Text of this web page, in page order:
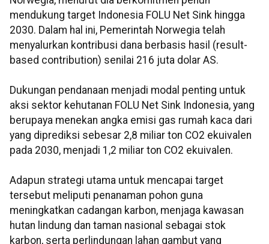
mendukung target Indonesia FOLU Net Sink hingga
2030. Dalam hal ini, Pemerintah Norwegia telah
menyalurkan kontribusi dana berbasis hasil (result-
based contribution) senilai 216 juta dolar AS.
Dukungan pendanaan menjadi modal penting untuk
aksi sektor kehutanan FOLU Net Sink Indonesia, yang
berupaya menekan angka emisi gas rumah kaca dari
yang diprediksi sebesar 2,8 miliar ton CO2 ekuivalen
pada 2030, menjadi 1,2 miliar ton CO2 ekuivalen.
Adapun strategi utama untuk mencapai target
tersebut meliputi penanaman pohon guna
meningkatkan cadangan karbon, menjaga kawasan
hutan lindung dan taman nasional sebagai stok
karbon, serta perlindungan lahan gambut yang